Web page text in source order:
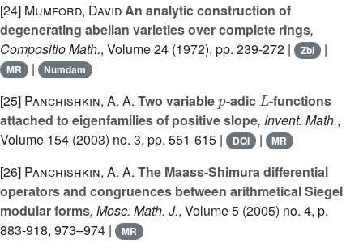
[24] Mumford, DavidAn analytic construction of
degenerating abelian varieties over complete rings,
Compositio Math., Volume 24 (1972), pp. 239-272 | Zbl |
MR | Numdam
[25] Panchishkin, A. A. Two variable -adic
-functions
attached to eigenfamilies of positive slope, Invent. Math.,
Volume 154 (2003) no. 3, pp. 551-615 | DOI | MR
[26] Panchishkin, A. A. The Maass-Shimura differential
operators and congruences between arithmetical Siegel
modular forms, Mosc. Math. J., Volume 5 (2005) no. 4, p.
883-918, 973–974 |
MR